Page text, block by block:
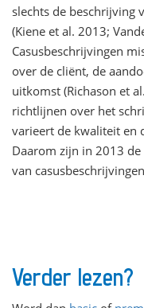
slechts de beschrijving
(Kiene et al. 2013;
Casusbeschrijvingen
over de cliënt, de
uitkomst (Richason et
richtlijnen over het
varieert de kwaliteit en
Daarom zijn in 2013
van
Verder lezen?